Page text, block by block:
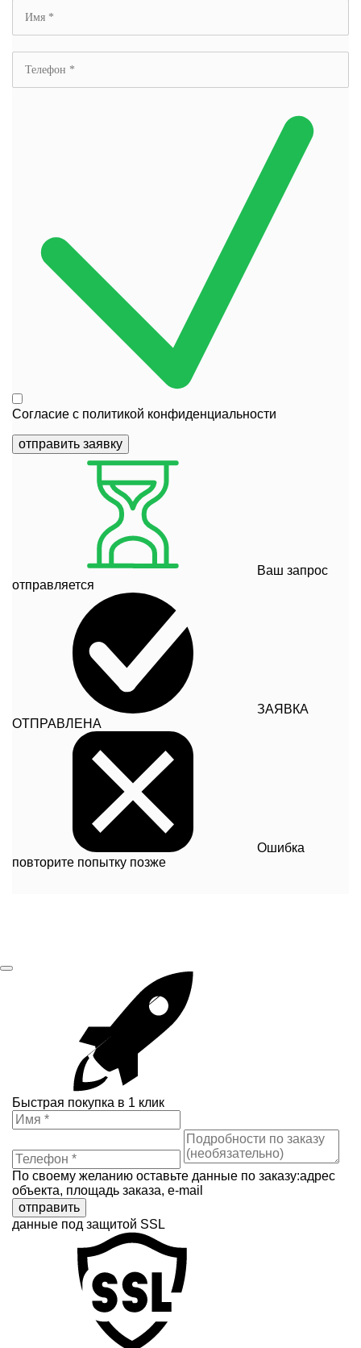
Согласие с политикой конфиденциальности
отправить заявку
Ваш запрос
отправляется
ЗАЯВКА
ОТПРАВЛЕНА
Ошибка
повторите попытку позже
Быстрая покупка в 1 клик
По своему желанию оставьте данные по заказу:адрес
объекта, площадь заказа, e-mail
отправить
данные под защитой SSL